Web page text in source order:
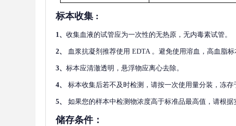
标本收集 :
1、 收集血液的试管应为一次性的无热原，无内毒素试管。
2、 血浆抗凝剂推荐使用 EDTA 。避免使用溶血，高血脂标
3、 标本应清澈透明，悬浮物应离心去除。
4、 标本收集后若不及时检测，请按一次使用量分装，冻存
5、 如果您的样本中检测物浓度高于标准品最高值，请根据
储存条件：